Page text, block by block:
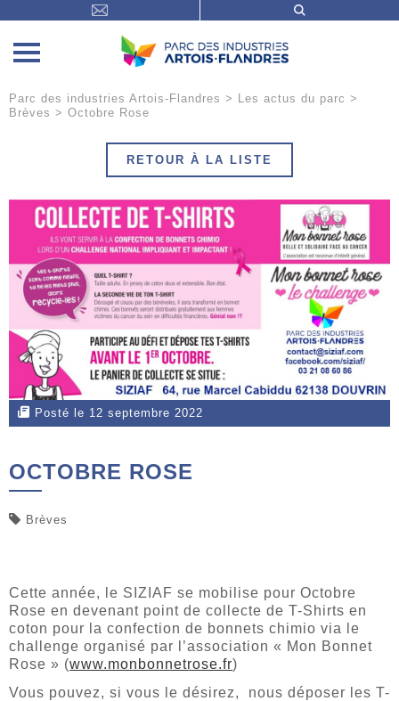
Parc des industries Artois-Flandres > Les actus du parc >
Brèves > Octobre Rose
RETOUR À LA LISTE
Posté le 12 septembre 2022
OCTOBRE ROSE
Brèves
Cette année, le SIZIAF se mobilise pour Octobre
Rose en devenant point de collecte de T-Shirts en
coton pour la confection de bonnets chimio via le
challenge organisé par l’association « Mon Bonnet
Rose » (www.monbonnetrose.fr)
Vous pouvez, si vous le désirez, nous déposer les T-